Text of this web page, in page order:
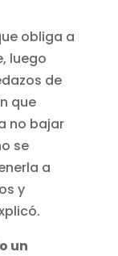
obliga a
luego
de
que
no bajar
se
a
y
un